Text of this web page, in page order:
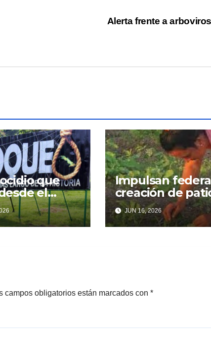
Alerta frente a
que
el
Impulsan
creación de
familiares
JUN 16, 2026
campos obligatorios están marcados con *